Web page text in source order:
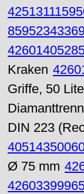
Kraken
Griffe, 50
DIN 223
Ø 75 mm